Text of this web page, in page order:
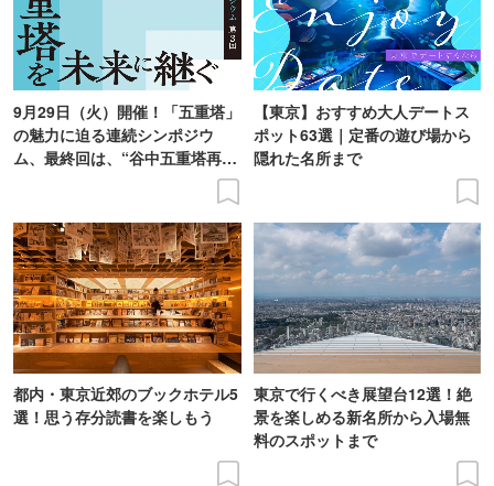
9月29日（火）開催！「五重塔」
の魅力に迫る連続シンポジウ
ム、最終回は、“谷中五重塔再建
【東京】おすすめ大人デートス
ポット63選｜定番の遊び場から
隠れた名所まで
都内・東京近郊のブックホテル5
選！思う存分読書を楽しもう
東京で行くべき展望台12選！絶
景を楽しめる新名所から入場無
料のスポットまで